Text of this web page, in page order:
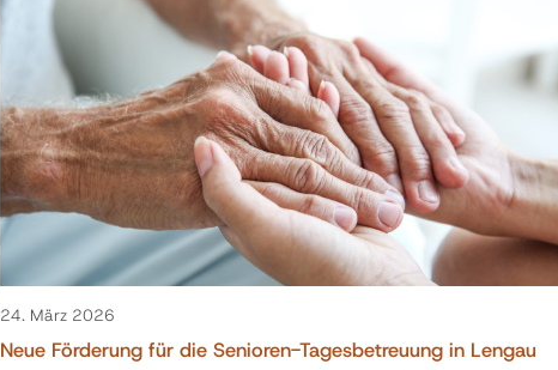
24. März 2026
Neue Förderung für die Senioren-Tagesbetreuung in Lengau